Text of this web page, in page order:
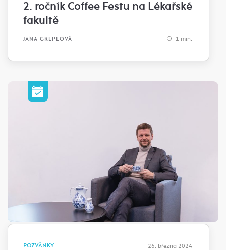
2. ročník Coffee Festu na Lékařské
fakultě
JANA GREPLOVÁ 1 min.
POZVÁNKY 26. března 2024